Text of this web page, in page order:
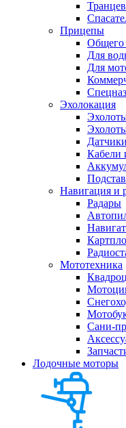
Прицепы
Общего
Для
Для
Эхолокация
Датчики
Кабели
Навигация и
Радары
Мототехника
Сани-
Лодочные моторы